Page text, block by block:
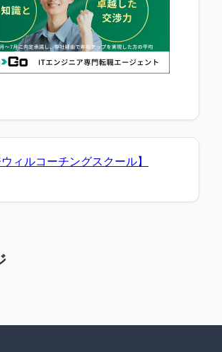
ィルコーチングスクール】